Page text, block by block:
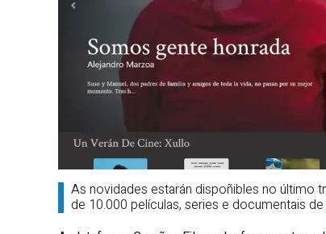
As novidades estarán dispoñibles no último
de 10.000 películas, series e documentais